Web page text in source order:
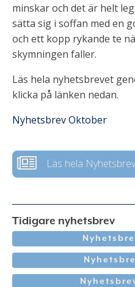
minskar och det är helt
sätta sig i soffan med en
och ett kopp rykande te
skymningen faller.
Läs hela nyhetsbrevet
klicka på länken nedan.
Nyhetsbrev Oktober
Läs hela
Tidigare nyhetsbrev